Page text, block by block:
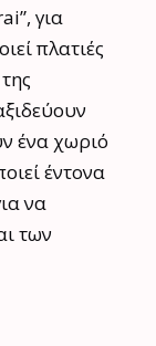
για
πλατιές
ένα χωριό
έντονα
να
των